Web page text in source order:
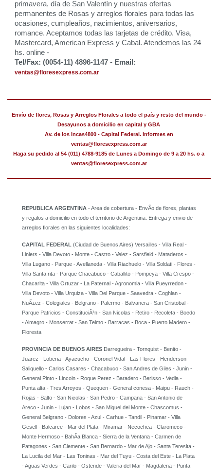
primavera, día de San Valentín y nuestras ofertas
permanentes de Rosas y arreglos florales para todas las
ocasiones, cumpleaños, nacimientos, aniversarios,
romance. Aceptamos todas las tarjetas de crédito. Visa,
Mastercard, American Express y Cabal. Atendemos las 24
hs. online -
Tel/Fax: (0054-11) 4896-1147 - Email:
ventas@floresexpress.com.ar
Envío de flores, Rosas y Arreglos Florales a todo el país y resto del mundo -
Desayunos a domicilio en capital y GBA
Av. de los Incas4800 - Capital Federal. informes en
ventas@floresexpress.com.ar
Haga su pedido al 54 (011) 4788-9185 de Lunes a Domingo de 9 a 20 hs. o a
ventas@floresexpress.com.ar
REPUBLICA ARGENTINA - Area de cobertura - EnvÃ­o de flores, plantas
y regalos a domicilio en todo el territorio de Argentina. Entrega y envio de
arreglos florales en las siguientes localidades:
CAPITAL FEDERAL (Ciudad de Buenos Aires) Versailles - Villa Real -
Liniers - Villa Devoto - Monte - Castro - Velez - Sarsfield - Mataderos -
Villa Lugano - Parque - Avellaneda - Villa Riachuelo - Villa Soldati - Flores -
Villa Santa rita - Parque Chacabuco - Caballito - Pompeya - Villa Crespo -
Chacarita - Villa Ortuzar - La Paternal - Agronomia - Villa Pueyrredon -
Villa Devoto - Villa Urquiza - Villa Del Parque - Saavedra - Coghlan -
NuÃ±ez - Colegiales - Belgrano - Palermo - Balvanera - San Cristobal -
Parque Patricios - ConstituciÃ³n - San Nicolas - Retiro - Recoleta - Boedo
- Almagro - Monserrat - San Telmo - Barracas - Boca - Puerto Madero -
Floresta
PROVINCIA DE BUENOS AIRES Darregueira - Tornquist - Benito -
Juarez - Loberia - Ayacucho - Coronel Vidal - Las Flores - Henderson -
Saliquello - Carlos Casares - Chacabuco - San Andres de Giles - Junin -
General Pinto - Lincoln - Roque Perez - Baradero - Berisso - Vedia -
Punta alta - Tres Arroyos - Quequen - General conesa - Maipu - Rauch -
Rojas - Salto - San Nicolas - San Pedro - Campana - San Antonio de
Areco - Junin - Lujan - Lobos - San Miguel del Monte - Chascomus -
General Belgrano - Dolores - Azul - Carhue - Tandil - Pinamar - Villa
Gesell - Balcarce - Mar del Plata - Miramar - Necochea - Claromeco -
Monte Hermoso - BahÃ­a Blanca - Sierra de la Ventana - Carmen de
Patagones - San Clemente - San Bernardo - Mar de Ajo - Santa Teresita -
La Lucila del Mar - Las Toninas - Mar del Tuyu - Costa del Este - La Plata
- Aguas Verdes - Carilo - Ostende - Valeria del Mar - Magdalena - Punta